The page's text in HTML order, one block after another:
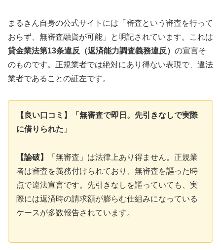
まるきん自身の公式サイトには「審査という審査を行って
おらず、無審査融資が可能」と明記されています。これは
貸金業法第13条違反（返済能力調査義務違反） の宣言そ
のものです。正規業者では絶対にあり得ない表現で、違法
業者であることの証左です。
【良い口コミ】「無審査で即日。先引きなしで実際
に借りられた」
【論破】
「無審査」は法律上あり得ません。正規業
者は審査を義務付けられており、無審査を謳った時
点で違法宣言です。先引きなしを謳っていても、実
際には返済時の請求額が膨らむ仕組みになっている
ケースが多数報告されています。